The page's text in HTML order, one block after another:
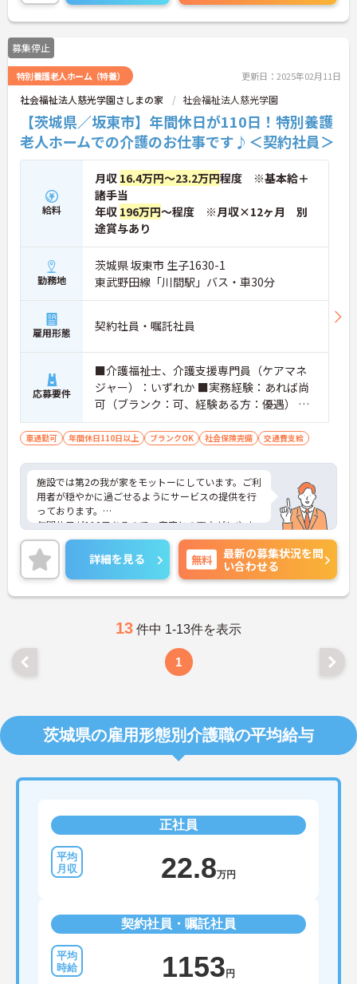
年間休日数110日以上！残業もほとんどなくプライ
ベートな時間も大切にしながら働けますよ★
またマイカー通勤OK 無料駐車場完備なので、通勤
のストレスが少ないのも嬉しいポイントです♪
ご興味ある方には、面接のポイントなど、さらに詳
細をお話致しますのでお気軽にご相談ください。
募集停止
特別養護老人ホーム（特養） 更新日：2025年02月11日
社会福祉法人慈光学園さしまの家 社会福祉法人慈光学園
【茨城県／坂東市】年間休日が110日！特別養護
老人ホームでの介護のお仕事です♪＜契約社員＞
給料
月収 16.4万円～23.2万円程度 ※基本給＋
諸手当
年収 196万円～程度 ※月収×12ヶ月 別
途賞与あり
勤務地
茨城県 坂東市 生子1630-1
東武野田線「川間駅」バス・車30分
雇用形態 契約社員・嘱託社員
応募要件
■介護福祉士、介護支援専門員（ケアマネ
ジャー）：いずれか ■実務経験：あれば尚
可（ブランク：可、経験ある方：優遇） ■
普通自動車運転免許（AT限定可）：必須
車通勤可 年間休日110日以上 ブランクOK 社会保険完備 交通費支給
施設では第2の我が家をモットーにしています。ご利
用者が穏やかに過ごせるようにサービスの提供を行
っております。
年間休日が110日あるので、家庭との両立がしやす
い職場です。ご利用者一人ひとりに寄り添い、丁寧
な介護サービスを提供できる方を募集しています。
ご興味のある方には、面接対策ポイントなど、さら
に詳細をお話しいたしますのでお気軽にご相談くだ
さい！
詳細を見る 無料
最新の募集状況を問
い合わせる
13 件中 1-13件を表示
1
茨城県の雇用形態別介護職の平均給与
正社員
22.8万円
契約社員・嘱託社員
1153円